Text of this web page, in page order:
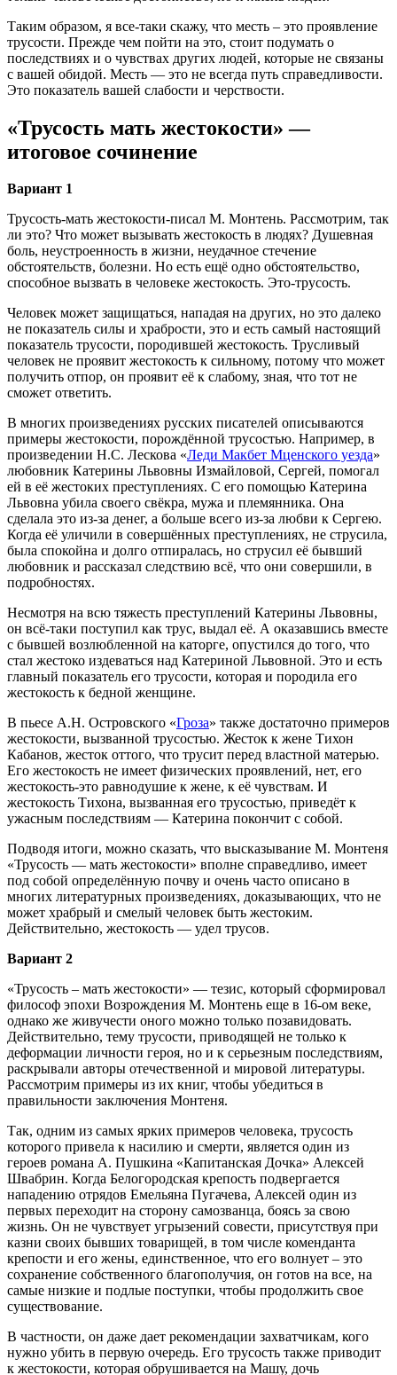
Таким образом, я все-таки скажу, что месть – это проявление
трусости. Прежде чем пойти на это, стоит подумать о
последствиях и о чувствах других людей, которые не связаны
с вашей обидой. Месть — это не всегда путь справедливости.
Это показатель вашей слабости и черствости.
«Трусость мать жестокости» —
итоговое сочинение
Вариант 1
Трусость-мать жестокости-писал М. Монтень. Рассмотрим, так
ли это? Что может вызывать жестокость в людях? Душевная
боль, неустроенность в жизни, неудачное стечение
обстоятельств, болезни. Но есть ещё одно обстоятельство,
способное вызвать в человеке жестокость. Это-трусость.
Человек может защищаться, нападая на других, но это далеко
не показатель силы и храбрости, это и есть самый настоящий
показатель трусости, породившей жестокость. Трусливый
человек не проявит жестокость к сильному, потому что может
получить отпор, он проявит её к слабому, зная, что тот не
сможет ответить.
В многих произведениях русских писателей описываются
примеры жестокости, порождённой трусостью. Например, в
произведении Н.С. Лескова «Леди Макбет Мценского уезда»
любовник Катерины Львовны Измайловой, Сергей, помогал
ей в её жестоких преступлениях. С его помощью Катерина
Львовна убила своего свёкра, мужа и племянника. Она
сделала это из-за денег, а больше всего из-за любви к Сергею.
Когда её уличили в совершённых преступлениях, не струсила,
была спокойна и долго отпиралась, но струсил её бывший
любовник и рассказал следствию всё, что они совершили, в
подробностях.
Несмотря на всю тяжесть преступлений Катерины Львовны,
он всё-таки поступил как трус, выдал её. А оказавшись вместе
с бывшей возлюбленной на каторге, опустился до того, что
стал жестоко издеваться над Катериной Львовной. Это и есть
главный показатель его трусости, которая и породила его
жестокость к бедной женщине.
В пьесе А.Н. Островского «Гроза» также достаточно примеров
жестокости, вызванной трусостью. Жесток к жене Тихон
Кабанов, жесток оттого, что трусит перед властной матерью.
Его жестокость не имеет физических проявлений, нет, его
жестокость-это равнодушие к жене, к её чувствам. И
жестокость Тихона, вызванная его трусостью, приведёт к
ужасным последствиям — Катерина покончит с собой.
Подводя итоги, можно сказать, что высказывание М. Монтеня
«Трусость — мать жестокости» вполне справедливо, имеет
под собой определённую почву и очень часто описано в
многих литературных произведениях, доказывающих, что не
может храбрый и смелый человек быть жестоким.
Действительно, жестокость — удел трусов.
Вариант 2
«Трусость – мать жестокости» — тезис, который сформировал
философ эпохи Возрождения М. Монтень еще в 16-ом веке,
однако же живучести оного можно только позавидовать.
Действительно, тему трусости, приводящей не только к
деформации личности героя, но и к серьезным последствиям,
раскрывали авторы отечественной и мировой литературы.
Рассмотрим примеры из их книг, чтобы убедиться в
правильности заключения Монтеня.
Так, одним из самых ярких примеров человека, трусость
которого привела к насилию и смерти, является один из
героев романа А. Пушкина «Капитанская Дочка» Алексей
Швабрин. Когда Белогородская крепость подвергается
нападению отрядов Емельяна Пугачева, Алексей один из
первых переходит на сторону самозванца, боясь за свою
жизнь. Он не чувствует угрызений совести, присутствуя при
казни своих бывших товарищей, в том числе коменданта
крепости и его жены, единственное, что его волнует – это
сохранение собственного благополучия, он готов на все, на
самые низкие и подлые поступки, чтобы продолжить свое
существование.
В частности, он даже дает рекомендации захватчикам, кого
нужно убить в первую очередь. Его трусость также приводит
к жестокости, которая обрушивается на Машу, дочь